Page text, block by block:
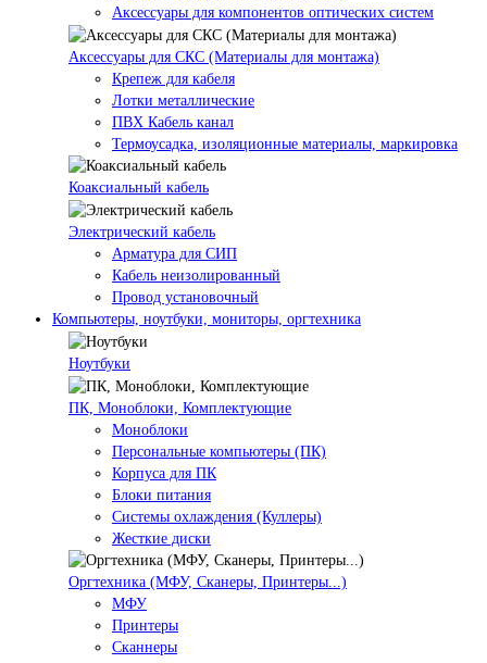
Аксессуары для компонентов оптических систем
Аксессуары для СКС (Материалы для монтажа)
Крепеж для кабеля
Лотки металлические
ПВХ Кабель канал
Термоусадка, изоляционные материалы, маркировка
Коаксиальный кабель
Электрический кабель
Арматура для СИП
Кабель неизолированный
Провод установочный
Компьютеры, ноутбуки, мониторы, оргтехника
Ноутбуки
ПК, Моноблоки, Комплектующие
Моноблоки
Персональные компьютеры (ПК)
Корпуса для ПК
Блоки питания
Системы охлаждения (Куллеры)
Жесткие диски
Оргтехника (МФУ, Сканеры, Принтеры...)
МФУ
Принтеры
Сканнеры